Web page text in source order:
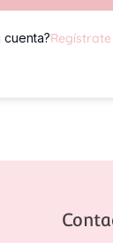
cuenta?